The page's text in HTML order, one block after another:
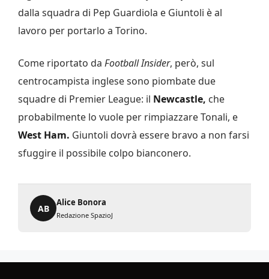
dalla squadra di Pep Guardiola e Giuntoli è al
lavoro per portarlo a Torino.
Come riportato da Football Insider, però, sul
centrocampista inglese sono piombate due
squadre di Premier League: il Newcastle, che
probabilmente lo vuole per rimpiazzare Tonali, e
West Ham. Giuntoli dovrà essere bravo a non farsi
sfuggire il possibile colpo bianconero.
AB
Alice Bonora
Redazione SpazioJ